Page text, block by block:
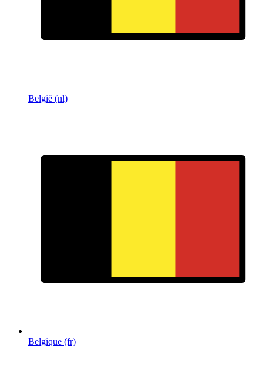
België (nl)
Belgique (fr)